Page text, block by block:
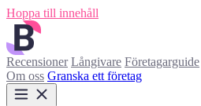
Hoppa till innehåll
Recensioner Långivare Företagarguide
Om oss Granska ett företag